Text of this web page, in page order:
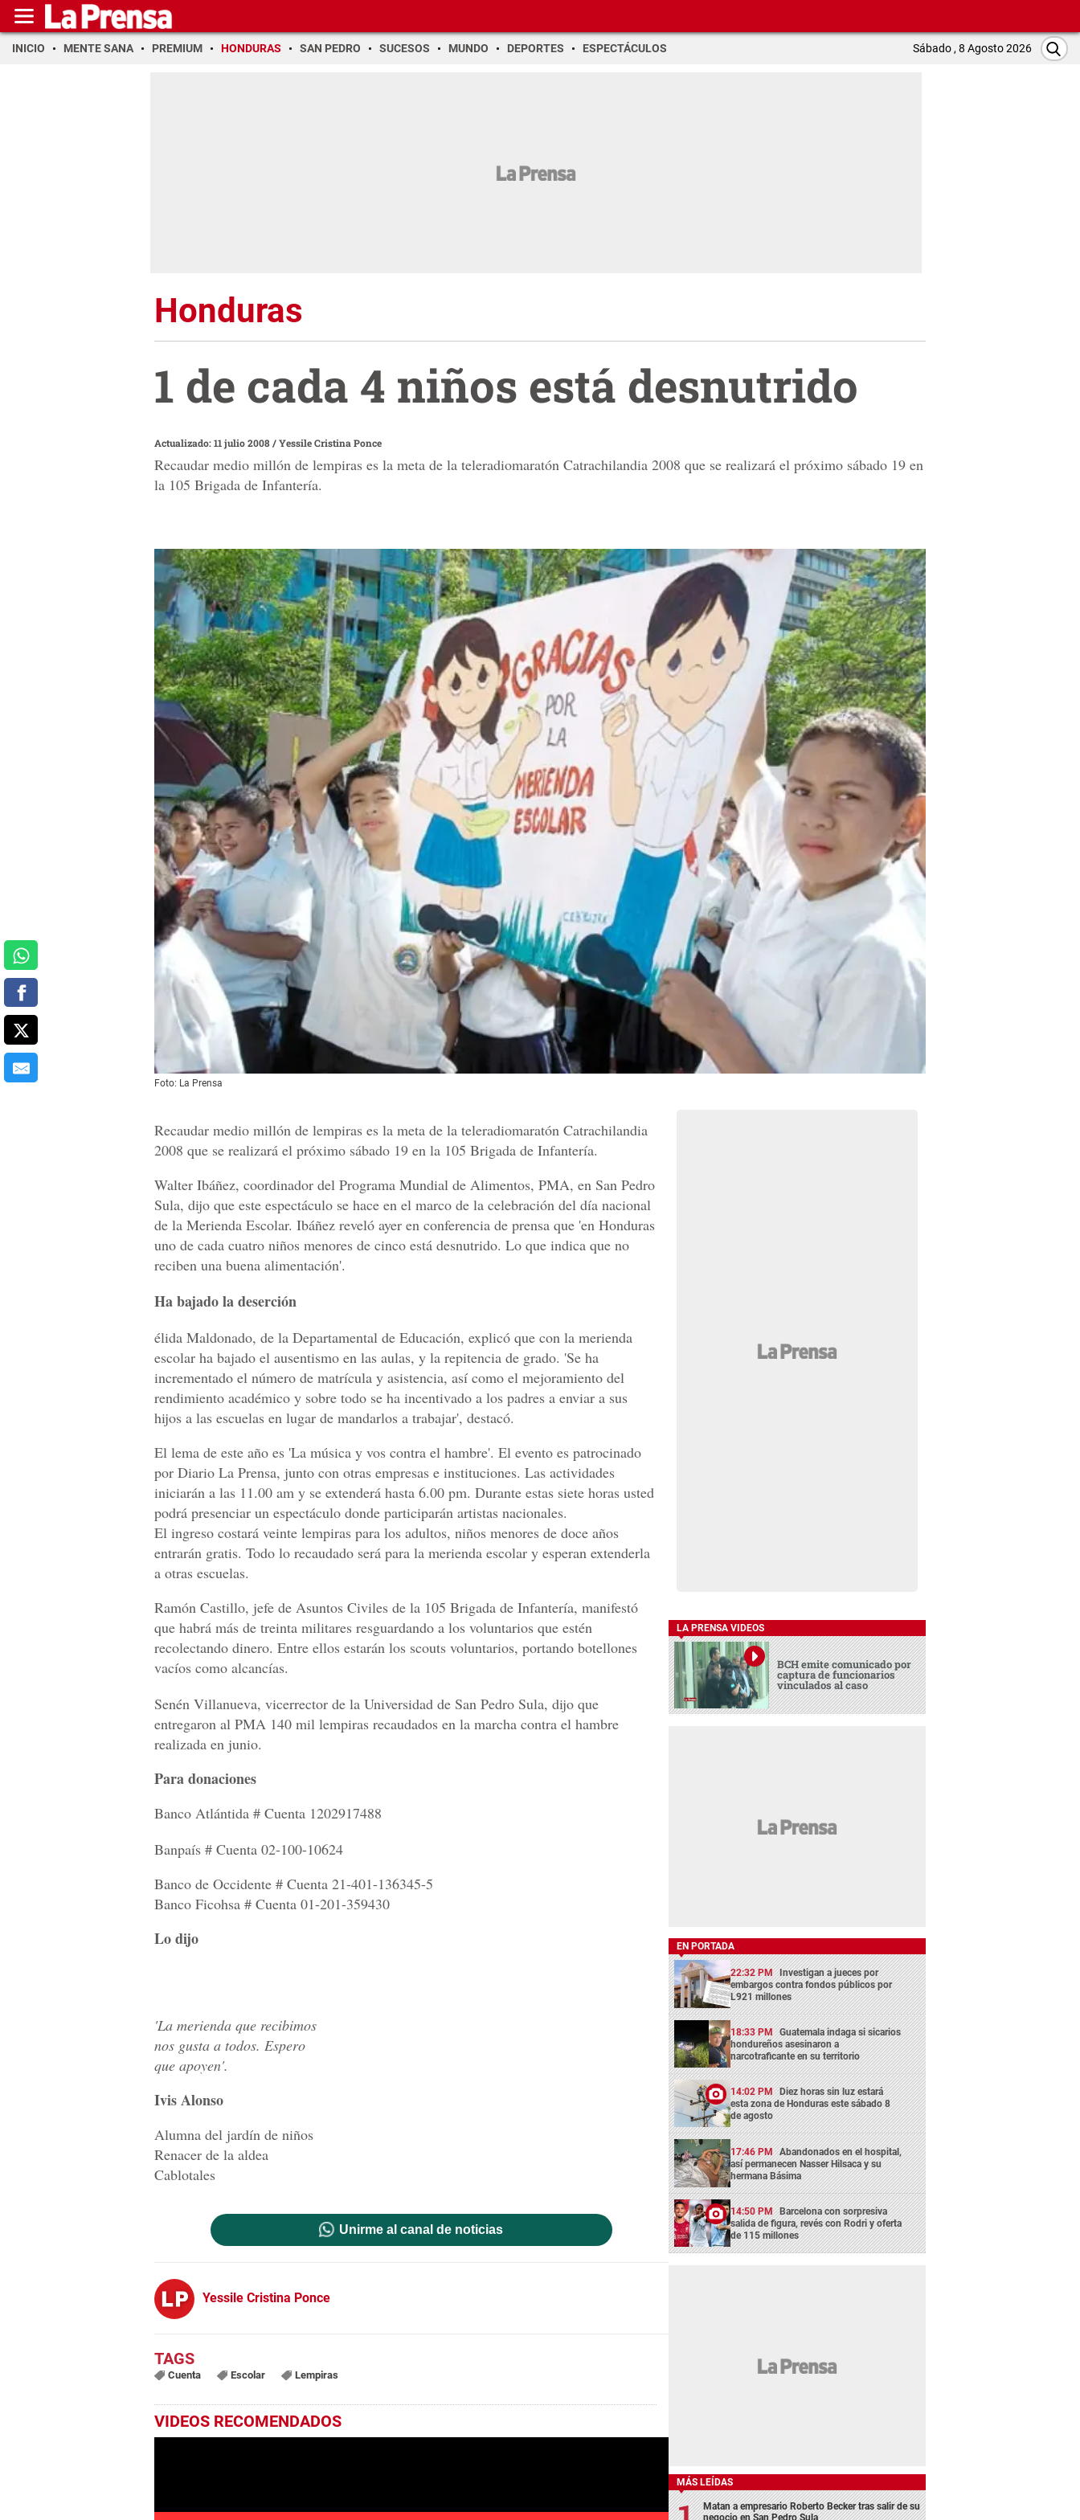
INICIO MENTE SANA PREMIUM HONDURAS SAN PEDRO SUCESOS MUNDO DEPORTES ESPECTÁCULOS Sábado , 8 Agosto 2026
Honduras
1 de cada 4 niños está desnutrido
Actualizado: 11 julio 2008/Yessile Cristina Ponce
Recaudar medio millón de lempiras es la meta de la teleradiomaratón Catrachilandia 2008 que se realizará el próximo sábado 19 en
la 105 Brigada de Infantería.
Foto: La Prensa
Recaudar medio millón de lempiras es la meta de la teleradiomaratón Catrachilandia
2008 que se realizará el próximo sábado 19 en la 105 Brigada de Infantería.
Walter Ibáñez, coordinador del Programa Mundial de Alimentos, PMA, en San Pedro
Sula, dijo que este espectáculo se hace en el marco de la celebración del día nacional
de la Merienda Escolar. Ibáñez reveló ayer en conferencia de prensa que 'en Honduras
uno de cada cuatro niños menores de cinco está desnutrido. Lo que indica que no
reciben una buena alimentación'.
Ha bajado la deserción
élida Maldonado, de la Departamental de Educación, explicó que con la merienda
escolar ha bajado el ausentismo en las aulas, y la repitencia de grado. 'Se ha
incrementado el número de matrícula y asistencia, así como el mejoramiento del
rendimiento académico y sobre todo se ha incentivado a los padres a enviar a sus
hijos a las escuelas en lugar de mandarlos a trabajar', destacó.
El lema de este año es 'La música y vos contra el hambre'. El evento es patrocinado
por Diario La Prensa, junto con otras empresas e instituciones. Las actividades
iniciarán a las 11.00 am y se extenderá hasta 6.00 pm. Durante estas siete horas usted
podrá presenciar un espectáculo donde participarán artistas nacionales.
El ingreso costará veinte lempiras para los adultos, niños menores de doce años
entrarán gratis. Todo lo recaudado será para la merienda escolar y esperan extenderla
a otras escuelas.
Ramón Castillo, jefe de Asuntos Civiles de la 105 Brigada de Infantería, manifestó
que habrá más de treinta militares resguardando a los voluntarios que estén
recolectando dinero. Entre ellos estarán los scouts voluntarios, portando botellones
vacíos como alcancías.
Senén Villanueva, vicerrector de la Universidad de San Pedro Sula, dijo que
entregaron al PMA 140 mil lempiras recaudados en la marcha contra el hambre
realizada en junio.
Para donaciones
Banco Atlántida # Cuenta 1202917488
Banpaís # Cuenta 02-100-10624
Banco de Occidente # Cuenta 21-401-136345-5
Banco Ficohsa # Cuenta 01-201-359430
Lo dijo
'La merienda que recibimos
nos gusta a todos. Espero
que apoyen'.
Ivis Alonso
Alumna del jardín de niños
Renacer de la aldea
Cablotales
Unirme al canal de noticias
Yessile Cristina Ponce
Cuenta Escolar Lempiras
VIDEOS RECOMENDADOS
LA PRENSA VIDEOS
BCH emite comunicado por
captura de funcionarios
vinculados al caso
EN PORTADA
22:32 PM Investigan a jueces por
embargos contra fondos públicos por
L921 millones
18:33 PM Guatemala indaga si sicarios
hondureños asesinaron a
narcotraficante en su territorio
14:02 PM Diez horas sin luz estará
esta zona de Honduras este sábado 8
de agosto
17:46 PM Abandonados en el hospital,
así permanecen Nasser Hilsaca y su
hermana Básima
14:50 PM Barcelona con sorpresiva
salida de figura, revés con Rodri y oferta
de 115 millones
MÁS LEÍDAS
Matan a empresario Roberto Becker tras salir de su
negocio en San Pedro Sula